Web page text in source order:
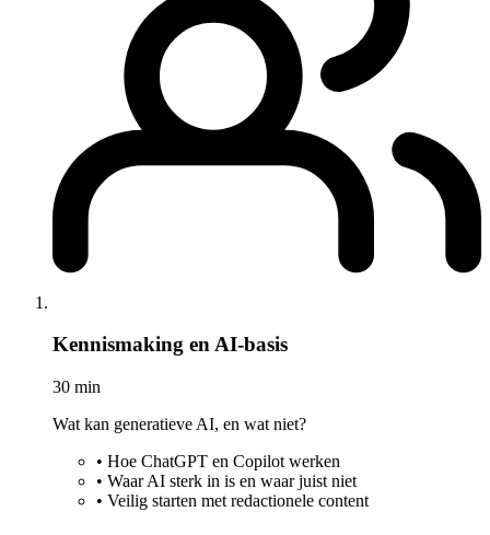
Kennismaking en AI-basis
30 min
Wat kan generatieve AI, en wat niet?
• Hoe ChatGPT en Copilot werken
• Waar AI sterk in is en waar juist niet
• Veilig starten met redactionele content